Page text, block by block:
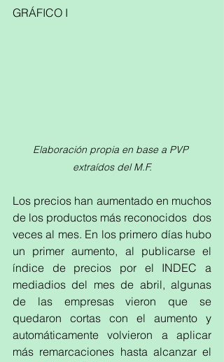
GRÁFICO I
Elaboración propia en base a PVP
extraídos del M.F.
Los precios han aumentado en muchos
de los productos más reconocidos  dos
veces al mes. En los primero días hubo
un primer aumento, al publicarse el
índice de precios por el INDEC a
mediadios del mes de abril, algunas
de las empresas vieron que se
quedaron cortas con el aumento y
automáticamente volvieron a aplicar
más remarcaciones hasta alcanzar el